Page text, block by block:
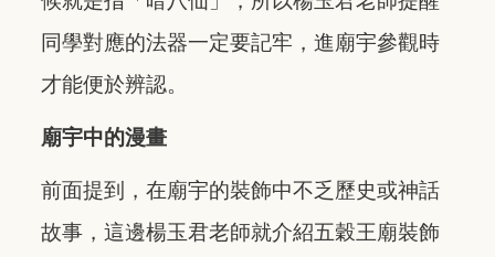
同學對應的法器一定要記牢，進廟宇參觀時
才能便於辨認。
廟宇中的漫畫
前面提到，在廟宇的裝飾中不乏歷史或神話
故事，這邊楊玉君老師就介紹五穀王廟裝飾